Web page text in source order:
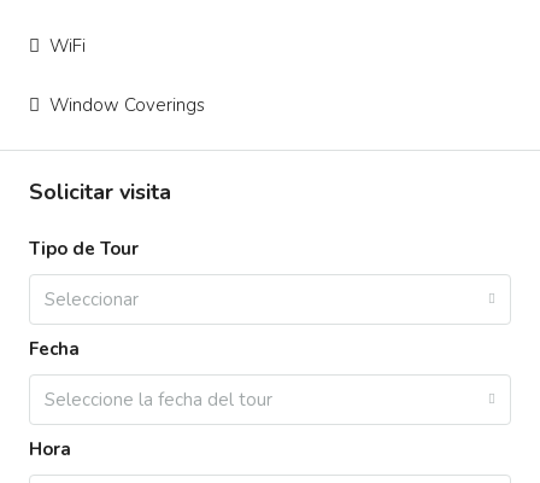
WiFi
Window Coverings
Solicitar visita
Tipo de Tour
Seleccionar
Fecha
Seleccione la fecha del tour
Hora